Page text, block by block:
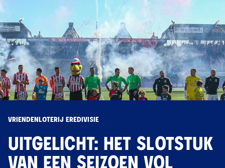
VRIENDENLOTERIJ EREDIVISIE
UITGELICHT: HET SLOTSTUK
VAN EEN SEIZOEN VOL